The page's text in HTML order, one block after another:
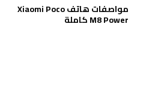
مواصفات هاتف Xiaomi Poco
M8 Power كاملة